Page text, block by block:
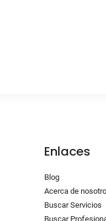
Enlaces
Blog
Acerca de
Buscar Servicios
Buscar